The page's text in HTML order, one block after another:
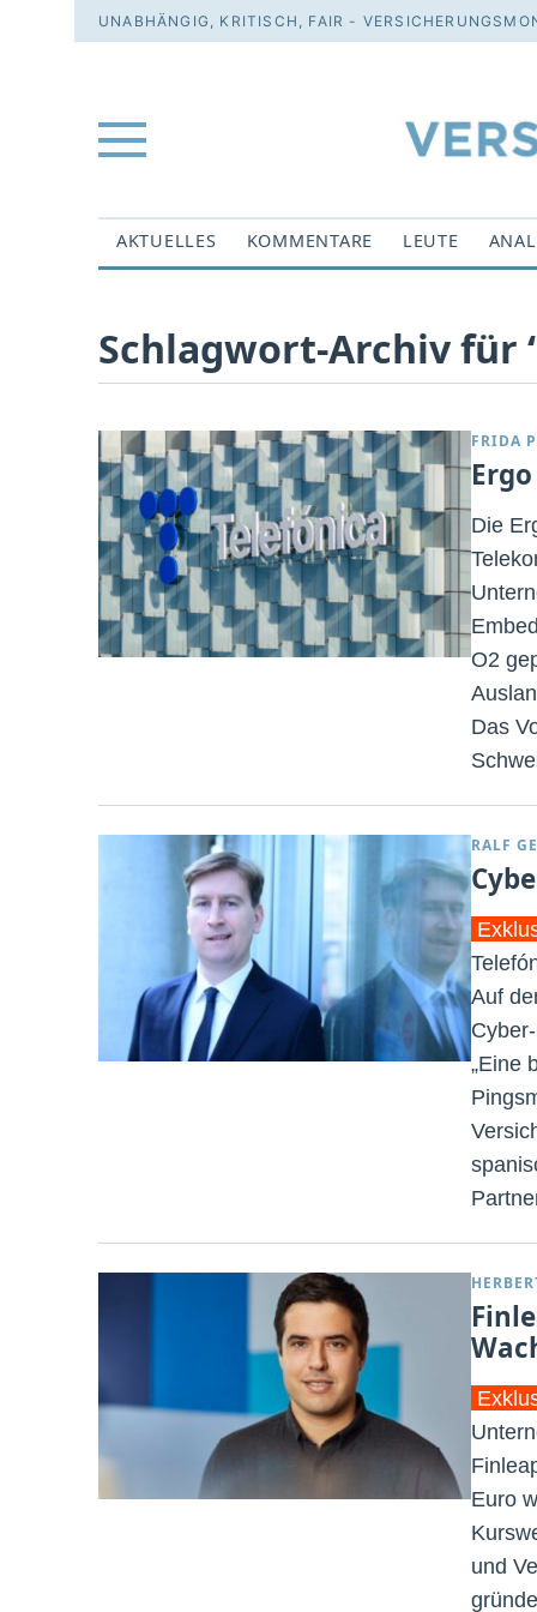
UNABHÄNGIG, KRITISCH, FAIR -
AKTUELLES KOMMENTARE LEUTE
Schlagwort-Archiv für
FRIDA
Die
O2
Das
RALF
Auf
„Eine
Euro
und